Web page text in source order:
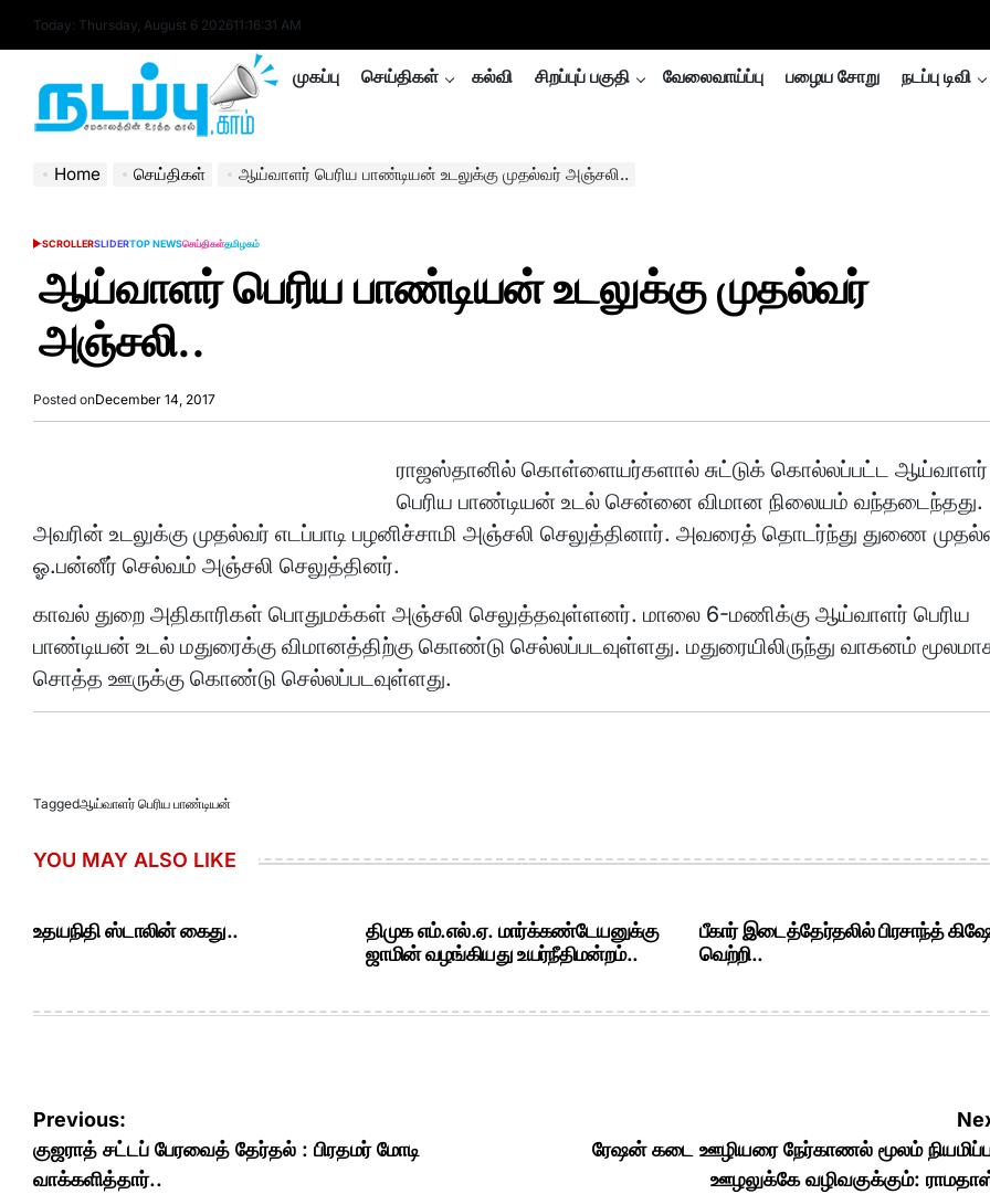
Today: Thursday, August 6 202611:16:32 AM
nadappu.com
முகப்பு செய்திகள் கல்வி சிறப்புப் பகுதி வேலைவாய்ப்பு பழைய சோறு நடப்பு டிவி
Home செய்திகள் ஆய்வாளர் பெரிய பாண்டியன் உடலுக்கு முதல்வர் அஞ்சலி..
POSTED
SCROLLERSLIDERTOP NEWSசெய்திகள்தமிழகம்
ஆய்வாளர் பெரிய பாண்டியன் உடலுக்கு முதல்வர்
அஞ்சலி..
Posted onDecember 14, 2017
ராஜஸ்தானில் கொள்ளையர்களால் சுட்டுக் கொல்லப்பட்ட ஆய்வாளர்
பெரிய பாண்டியன் உடல் சென்னை விமான நிலையம் வந்தடைந்தது.
அவரின் உடலுக்கு முதல்வர் எடப்பாடி பழனிச்சாமி அஞ்சலி செலுத்தினார். அவரைத் தொடர்ந்து துணை
ஓ.பன்னீர் செல்வம் அஞ்சலி செலுத்தினர்.
காவல் துறை அதிகாரிகள் பொதுமக்கள் அஞ்சலி செலுத்தவுள்ளனர். மாலை 6-மணிக்கு ஆய்வாளர் பெரிய
பாண்டியன் உடல் மதுரைக்கு விமானத்திற்கு கொண்டு செல்லப்படவுள்ளது. மதுரையிலிருந்து வாகனம்
சொத்த ஊருக்கு கொண்டு செல்லப்படவுள்ளது.
Taggedஆய்வாளர் பெரிய பாண்டியன்
YOU MAY ALSO LIKE
உதயநிதி ஸ்டாலின் கைது..
திமுக எம்.எல்.ஏ. மார்க்கண்டேயனுக்கு
ஜாமின் வழங்கியது உயர்நீதிமன்றம்..
பீகார் இடைத்தேர்தலில் பிரசாந்த்
வெற்றி..
Post
navigation
Previous:
குஜராத் சட்டப் பேரவைத் தேர்தல் : பிரதமர் மோடி
வாக்களித்தார்..
ரேஷன் கடை ஊழியரை நேர்காணல் மூலம்
ஊழலுக்கே வழிவகுக்கும்: